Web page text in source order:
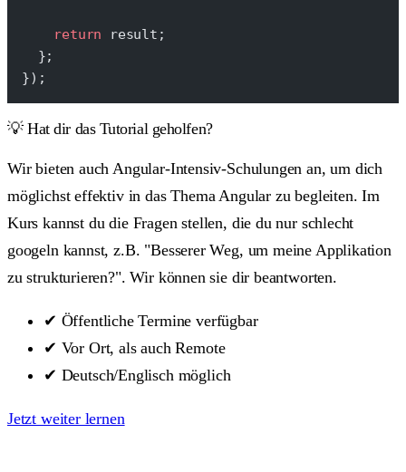
    return
result;
  };
});
💡 Hat dir das Tutorial geholfen?
Wir bieten auch Angular-Intensiv-Schulungen an, um dich
möglichst effektiv in das Thema Angular zu begleiten. Im
Kurs kannst du die Fragen stellen, die du nur schlecht
googeln kannst, z.B. "Besserer Weg, um meine Applikation
zu strukturieren?". Wir können sie dir beantworten.
✔ Öffentliche Termine verfügbar
✔ Vor Ort, als auch Remote
✔ Deutsch/Englisch möglich
Jetzt weiter lernen